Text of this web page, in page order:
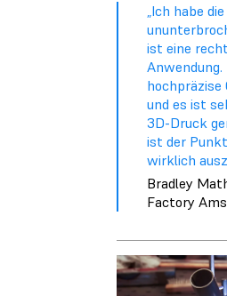
„Ich habe
ist eine
Anwendung.
hochpräzise
und es ist
3D-Druck
ist der
wirklich
Bradley
Factory